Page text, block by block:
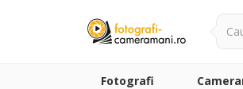
Fotografi